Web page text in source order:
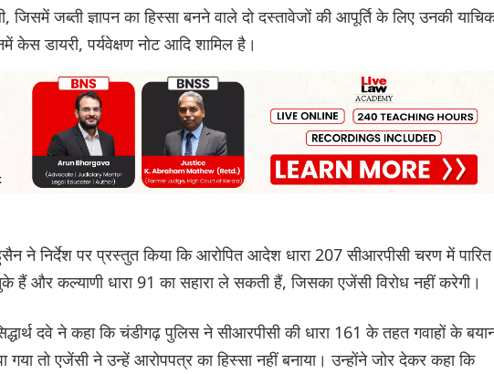
जिसमें जब्ती ज्ञापन का हिस्सा बनने वाले दो दस्तावेजों की आपूर्ति के लिए उनकी
केस डायरी, पर्यवेक्षण नोट आदि शामिल है।
ने निर्देश पर प्रस्तुत किया कि आरोपित आदेश धारा 207 सीआरपीसी चरण में पारित
हैं और कल्याणी धारा 91 का सहारा ले सकती हैं, जिसका एजेंसी विरोध नहीं करेगी।
दवे ने कहा कि चंडीगढ़ पुलिस ने सीआरपीसी की धारा 161 के तहत गवाहों के
गया तो एजेंसी ने उन्हें आरोपपत्र का हिस्सा नहीं बनाया। उन्होंने जोर देकर कहा कि